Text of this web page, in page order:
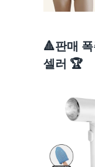
🔺판매
셀러 🏆